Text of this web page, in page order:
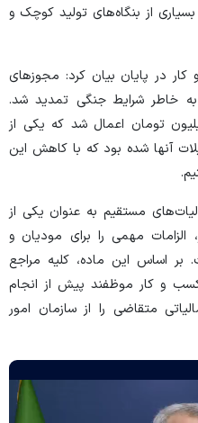
از بنگاه‌های تولید کوچک و
در پایان بیان کرد: مجوز‌های
خاطر شرایط جنگی تمدید شد.
ماده ۱۸۶ مالیات رقم ۵ میلیون تومان اعمال شد که یکی از
آنها شده بود که با کاهش این
ماده ۱۸۶ قانون مالیات‌های مستقیم به عنوان یکی از
الزامات مهمی را برای مودیان و
بر اساس این ماده، کلیه مراجع
و کار موظفند پیش از انجام
متقاضی را از سازمان امور